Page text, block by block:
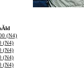
(N4)
(N4)
(N4)
(N4)
(N4)